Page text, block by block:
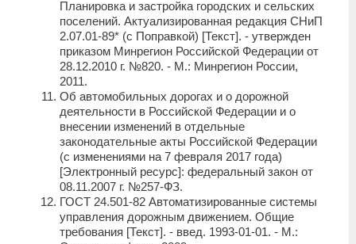
Планировка и застройка городских и сельских
поселений. Актуализированная редакция СНиП
2.07.01-89* (с Поправкой) [Текст]. ‑ утвержден
приказом Минрегион Российской Федерации от
28.12.2010 г. №820. ‑ М.: Минрегион России,
2011.
Об автомобильных дорогах и о дорожной
деятельности в Российской Федерации и о
внесении изменений в отдельные
законодательные акты Российской Федерации
(с изменениями на 7 февраля 2017 года)
[Электронный ресурс]: федеральный закон от
08.11.2007 г. №257-ФЗ.
ГОСТ 24.501-82 Автоматизированные системы
управления дорожным движением. Общие
требования [Текст]. ‑ введ. 1993-01-01. ‑ М.: